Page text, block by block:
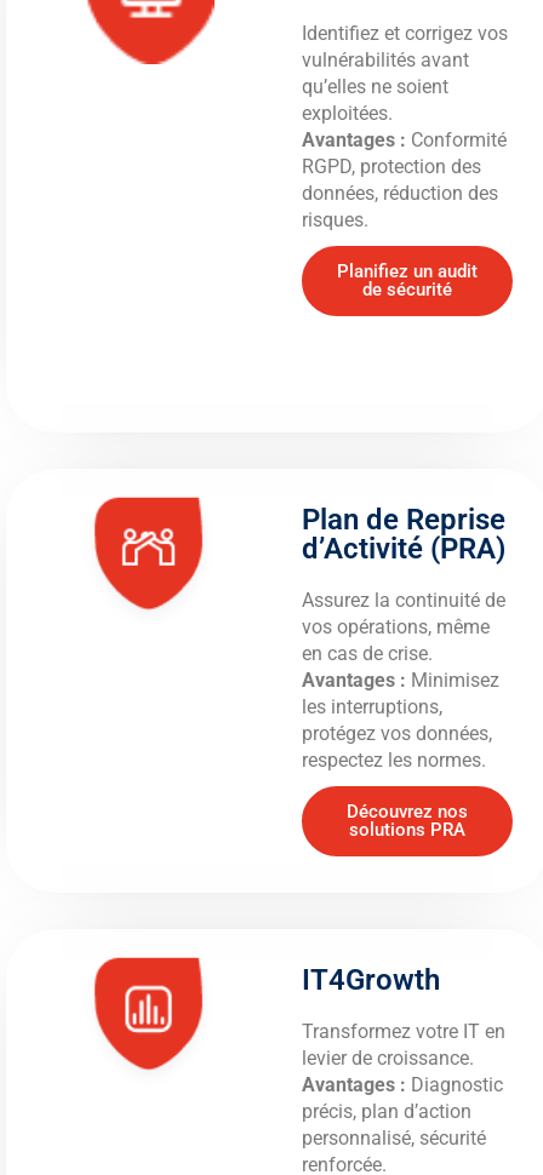
Identifiez et corrigez vos
vulnérabilités avant
qu’elles ne soient
exploitées.
Avantages : Conformité
RGPD, protection des
données, réduction des
risques.
Planifiez un audit
de sécurité
Plan de Reprise
d’Activité (PRA)
Assurez la continuité de
vos opérations, même
en cas de crise.
Avantages : Minimisez
les interruptions,
protégez vos données,
respectez les normes.
Découvrez nos
solutions PRA
IT4Growth
Transformez votre IT en
levier de croissance.
Avantages : Diagnostic
précis, plan d’action
personnalisé, sécurité
renforcée.